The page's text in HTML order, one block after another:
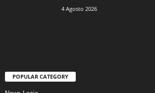
4 Agosto 2026
POPULAR CATEGORY